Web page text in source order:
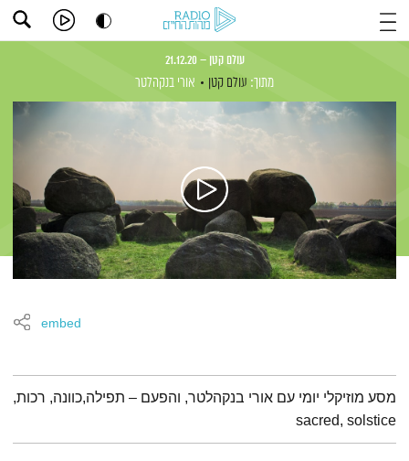
עולם קטן – 21.12.20
מתוך: עולם קטן אורי בנקהלטר
embed
תמצית הפודקאסט
מסע מוזיקלי יומי עם אורי בנקהלטר, והפעם – תפילה,כוונה, רכות,
sacred, solstice